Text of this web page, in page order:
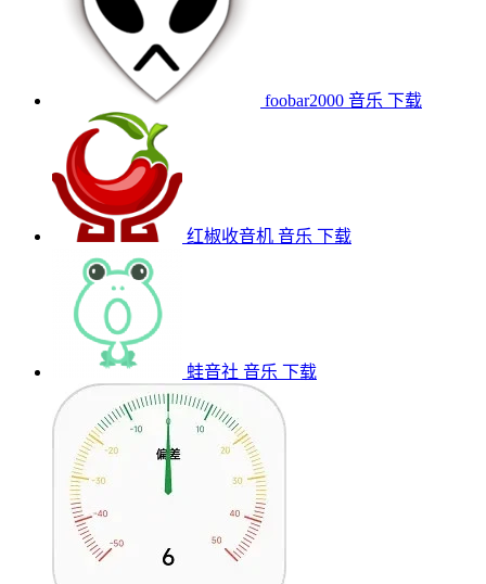
foobar2000 音乐 下载
红椒收音机 音乐 下载
蛙音社 音乐 下载